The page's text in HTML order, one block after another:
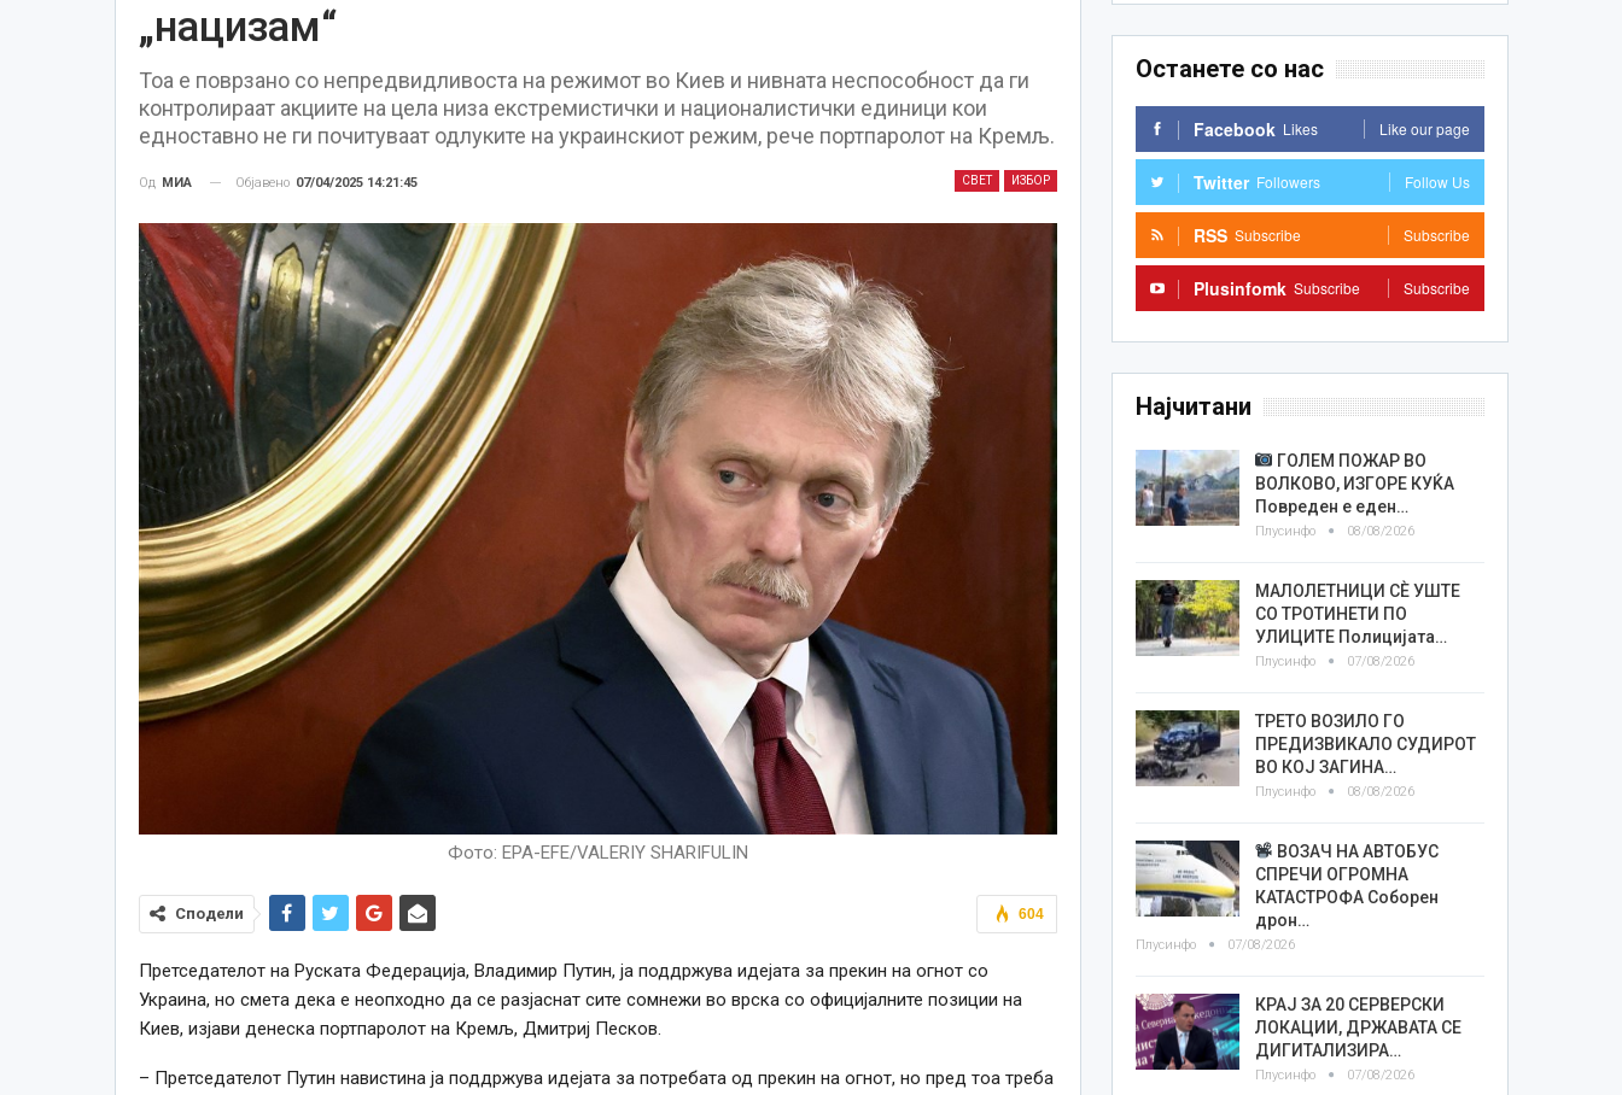
„нацизам“
Тоа е поврзано со непредвидливоста на режимот во Киев и нивната неспособност да ги
контролираат акциите на цела низа екстремистички и националистички единици кои
едноставно не ги почитуваат одлуките на украинскиот режим, рече портпаролот на Кремљ.
СВЕТ ИЗБОР
Од МИА Објавено 07/04/2025 14:21:45
Фото: EPA-EFE/VALERIY SHARIFULIN
604
Сподели
Претседателот на Руската Федерација, Владимир Путин, ја поддржува идејата за прекин на огнот со
Украина, но смета дека е неопходно да се разјаснат сите сомнежи во врска со официјалните позиции на
Киев, изјави денеска портпаролот на Кремљ, Дмитриј Песков.
– Претседателот Путин навистина ја поддржува идејата за потребата од прекин на огнот, но пред тоа треба
Останете со нас
Facebook Likes Like our page
Twitter Followers Follow Us
RSS Subscribe Subscribe
Plusinfomk Subscribe Subscribe
Најчитани
ГОЛЕМ ПОЖАР ВО
ВОЛКОВО, ИЗГОРЕ КУЌА
Повреден е еден…
Плусинфо 08/08/2026
МАЛОЛЕТНИЦИ СÈ УШТЕ
СО ТРОТИНЕТИ ПО
УЛИЦИТЕ Полицијата…
Плусинфо 07/08/2026
ТРЕТО ВОЗИЛО ГО
ПРЕДИЗВИКАЛО СУДИРОТ
ВО КОЈ ЗАГИНА…
Плусинфо 08/08/2026
ВОЗАЧ НА АВТОБУС
СПРЕЧИ ОГРОМНА
КАТАСТРОФА Соборен
дрон…
Плусинфо 07/08/2026
КРАЈ ЗА 20 СЕРВЕРСКИ
ЛОКАЦИИ, ДРЖАВАТА СЕ
ДИГИТАЛИЗИРА…
Плусинфо 07/08/2026